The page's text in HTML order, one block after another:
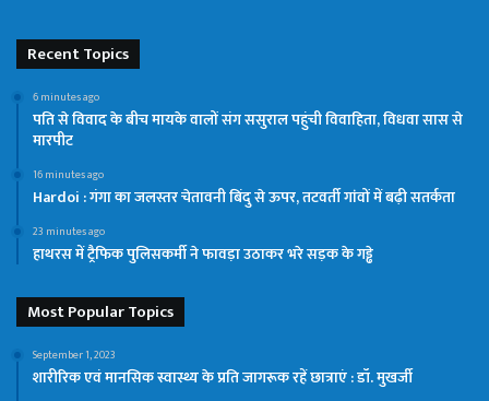
Recent Topics
6 minutes ago
पति से विवाद के बीच मायके वालों संग ससुराल पहुंची विवाहिता, विधवा सास से
मारपीट
16 minutes ago
Hardoi : गंगा का जलस्तर चेतावनी बिंदु से ऊपर, तटवर्ती गांवों में बढ़ी सतर्कता
23 minutes ago
हाथरस में ट्रैफिक पुलिसकर्मी ने फावड़ा उठाकर भरे सड़क के गड्ढे
Most Popular Topics
September 1, 2023
शारीरिक एवं मानसिक स्वास्थ्य के प्रति जागरूक रहें छात्राएं : डॉ. मुखर्जी